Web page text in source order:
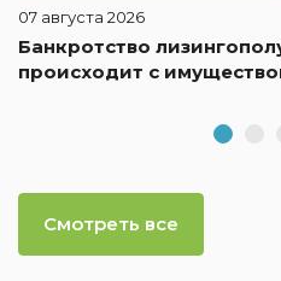
07 августа 2026
Банкротство
происходит с
Смотреть все